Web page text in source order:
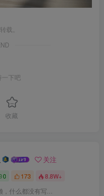
载。
一下吧
收藏
关注
0 173 8.8W+
，什么都没有写...